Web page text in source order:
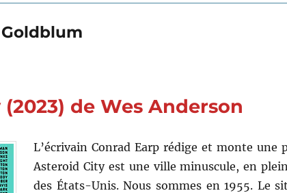
de Wes Anderson
L’écrivain Conrad Earp rédige et monte
Asteroid City est une ville minuscule, en
des États-Unis. Nous sommes en 1955. Le